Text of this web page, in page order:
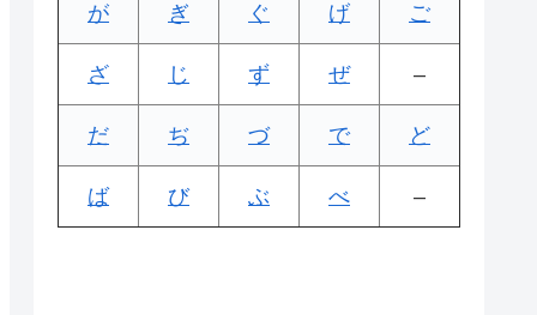
が ぎ ぐ げ ご
ざ じ ず ぜ –
だ ぢ づ で ど
ば び ぶ べ –